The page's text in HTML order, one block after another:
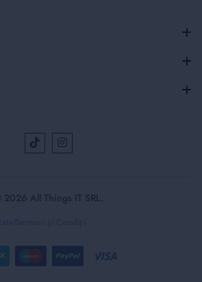
© 2026 All Things IT SRL.